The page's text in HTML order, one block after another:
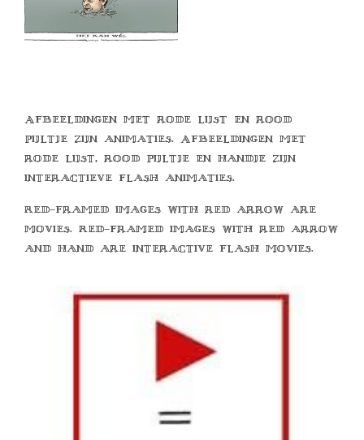
Afbeeldingen met rode lijst en rood
pijltje zijn animaties. Afbeeldingen met
rode lijst, rood pijltje en handje zijn
interactieve flash animaties.
Red-framed images with red arrow are
movies. Red-framed images with red arrow
and hand are interactive flash movies.